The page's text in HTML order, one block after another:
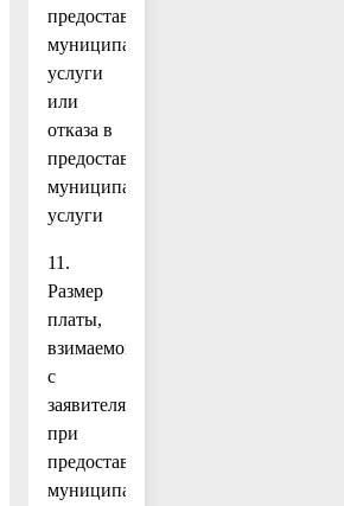
предоставления
муниципальной
услуги
или
отказа в
предоставлении
муниципальной
услуги
11.
Размер
платы,
взимаемой
с
заявителя
при
предоставлении
муниципальной